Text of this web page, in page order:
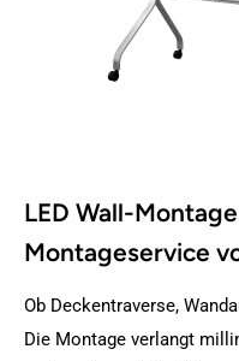
LED Wall-
Montageservice
Ob Deckentraverse,
Die Montage verlangt